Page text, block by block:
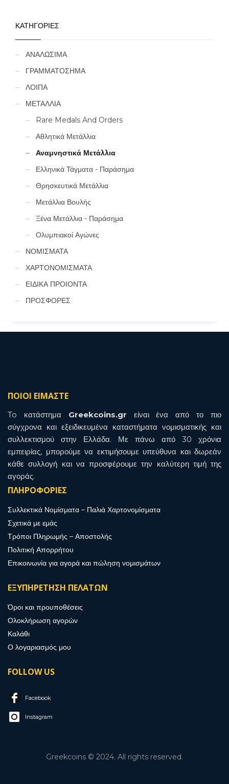
ΚΑΤΗΓΟΡΙΕΣ
ΑΝΑΛΩΣΙΜΑ
ΓΡΑΜΜΑΤΟΣΗΜΑ
ΛΟΙΠΑ
ΜΕΤΑΛΛΙΑ
Rare Medals And Orders
Αθλητικά Μετάλλια
Αναμνηστικά Μετάλλια
Ελληνικά Τάγματα - Παράσημα
Θρησκευτικά Μετάλλια
Μετάλλια Βουλής
Ξένα Μετάλλια - Παράσημα
Ολυμπιακοί Αγώνες
ΝΟΜΙΣΜΑΤΑ
ΧΑΡΤΟΝΟΜΙΣΜΑΤΑ
ΕΙΔΙΚΑ ΠΡΟΙΟΝΤΑ
ΠΡΟΣΦΟΡΕΣ
ΠΟΙΟΙ ΕΙΜΑΣΤΕ
To κατάστημα Greekcoins.gr είναι ένα από το πιο
σύγχρονα και εξειδικευμένα καταστήματα νομισματικής και
συλλεκτισμού στην Ελλάδα. Με πάνω από 30 χρόνια
εμπειρίας, μπορούμε να εκτιμήσουμε υπεύθυνα και δωρεάν
κάθε συλλογή και να προσφέρουμε την καλύτερη τιμή της
αγοράς.
ΠΛΗΡΟΦΟΡΙΕΣ
Συλλεκτικά Νομίσματα – Παλιά Χαρτονομίσματα
Σχετικά με εμάς
Τρόποι Πληρωμής – Αποστολής
Πολιτική Απορρήτου
Επικοινωνία για αγορά και πώληση νομισμάτων
ΕΞΥΠΗΡΕΤΗΣΗ ΠΕΛΑΤΩΝ
Όροι και προυποθέσεις
Ολοκλήρωση αγορών
Καλάθι
Ο λογαριασμός μου
FOLLOW US
Facebook
Instagram
Greekcoins © 2024. All rights reserved.